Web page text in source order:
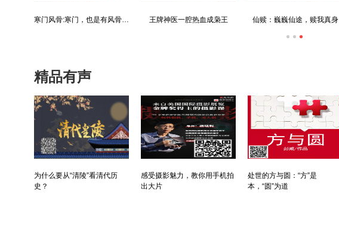
寒门风骨:寒门，也是有风骨的！ 王牌神医一腔热血成枭王 仙赎：巍巍仙途，赎我真身
精品有声
为什么要从“清陵”看清代历
史？
感受摄影魅力，教你用手机拍
出大片
处世的方与圆：“方”是
本，“圆”为道